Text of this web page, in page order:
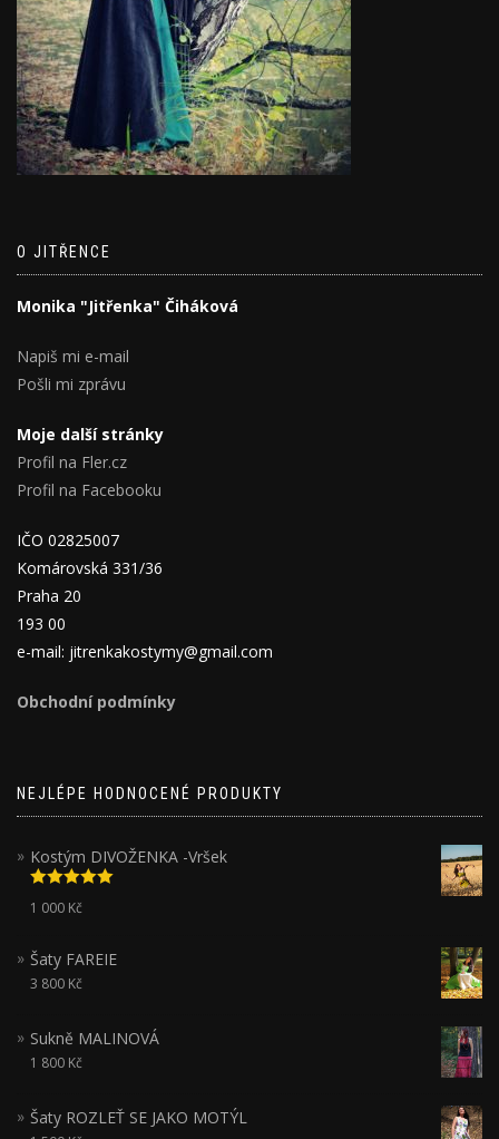
O JITŘENCE
Monika "Jitřenka" Čiháková
Napiš mi e-mail
Pošli mi zprávu
Moje další stránky
Profil na Fler.cz
Profil na Facebooku
IČO 02825007
Komárovská 331/36
Praha 20
193 00
e-mail: jitrenkakostymy@gmail.com
Obchodní podmínky
NEJLÉPE HODNOCENÉ PRODUKTY
Kostým DIVOŽENKA -Vršek
Hodnocení
5.00z 5
1 000 Kč
Šaty FAREIE
3 800 Kč
Sukně MALINOVÁ
1 800 Kč
Šaty ROZLEŤ SE JAKO MOTÝL